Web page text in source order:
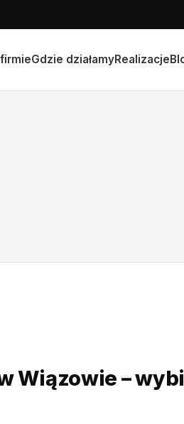
Gdzie działamyRealizacje
Wiązowie –